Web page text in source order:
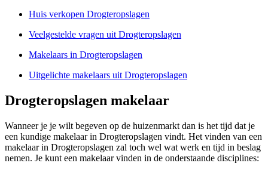
Huis verkopen Drogteropslagen
Veelgestelde vragen uit Drogteropslagen
Makelaars in Drogteropslagen
Uitgelichte makelaars uit Drogteropslagen
Drogteropslagen makelaar
Wanneer je je wilt begeven op de huizenmarkt dan is het tijd dat je
een kundige makelaar in Drogteropslagen vindt. Het vinden van een
makelaar in Drogteropslagen zal toch wel wat werk en tijd in beslag
nemen. Je kunt een makelaar vinden in de onderstaande disciplines: